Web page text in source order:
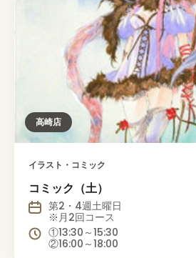
高崎店
イラスト・コミック
コミック（土）
第2・4週土曜日
※月2回コース
①13:30～15:30
②16:00～18:00